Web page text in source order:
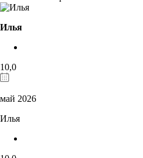
Илья
10,0
май 2026
Илья